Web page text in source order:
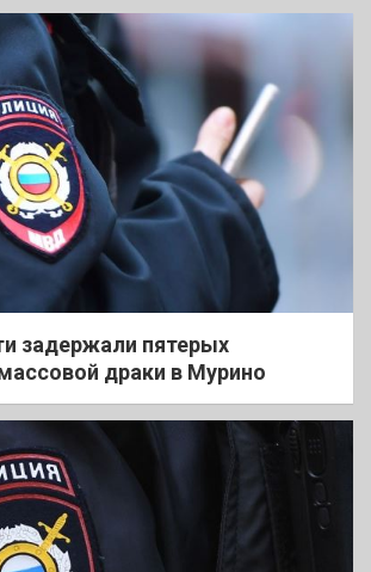
задержали пятерых
драки в Мурино